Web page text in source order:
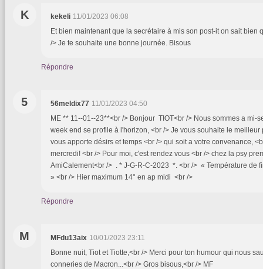
K kekeli 11/01/2023 06:08
Et bien maintenant que la secrétaire à mis son post-it on sait bien
/> Je te souhaite une bonne journée. Bisous
Répondre
5 56meldix77 11/01/2023 04:50
ME ** 11--01--23**<br /> Bonjour TIOT<br /> Nous sommes a mi-
week end se profile à l'horizon, <br /> Je vous souhaite le meilleur
vous apporte désirs et temps <br /> qui soit a votre convenance,
mercredi! <br /> Pour moi, c'est rendez vous <br /> chez la psy
AmiCalement<br /> . * J-G-R-C-2023 *. <br /> « Température de
» <br /> Hier maximum 14° en ap midi <br />
Répondre
M MFdu13aix 10/01/2023 23:11
Bonne nuit, Tiot et Tiotte,<br /> Merci pour ton humour qui nous
conneries de Macron...<br /> Gros bisous,<br /> MF